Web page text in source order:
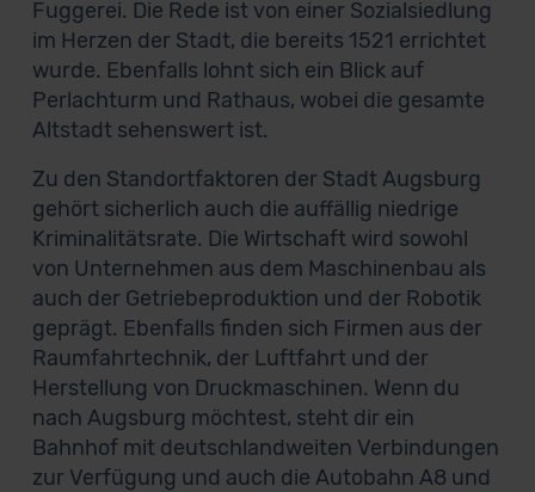
Fuggerei. Die Rede ist von einer Sozialsiedlung
im Herzen der Stadt, die bereits 1521 errichtet
wurde. Ebenfalls lohnt sich ein Blick auf
Perlachturm und Rathaus, wobei die gesamte
Altstadt sehenswert ist.
Zu den Standortfaktoren der Stadt Augsburg
gehört sicherlich auch die auffällig niedrige
Kriminalitätsrate. Die Wirtschaft wird sowohl
von Unternehmen aus dem Maschinenbau als
auch der Getriebeproduktion und der Robotik
geprägt. Ebenfalls finden sich Firmen aus der
Raumfahrtechnik, der Luftfahrt und der
Herstellung von Druckmaschinen. Wenn du
nach Augsburg möchtest, steht dir ein
Bahnhof mit deutschlandweiten Verbindungen
zur Verfügung und auch die Autobahn A8 und